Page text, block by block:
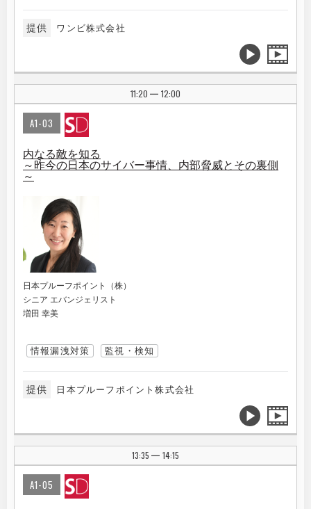
提供 ワンビ株式会社
11:20 | 12:00
A1-03
内なる敵を知る
～昨今の日本のサイバー事情、内部脅威とその裏側
～
日本プルーフポイント（株）
シニア エバンジェリスト
増田 幸美
情報漏洩対策 監視・検知
提供 日本プルーフポイント株式会社
13:35 | 14:15
A1-05